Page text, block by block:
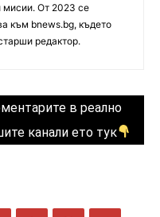
мисии. От 2023 се
към bnews.bg, където
редактор.
в реално
канали ето тук